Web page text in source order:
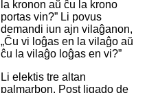
la kronon aŭ ĉu la krono
portas vin?” Li povus
demandi iun ajn vilaĝanon,
„Ĉu vi loĝas en la vilaĝo aŭ
ĉu la vilaĝo loĝas en vi?”
Li elektis tre altan
palmarbon. Post ligado de